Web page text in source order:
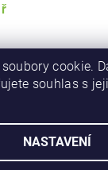
a kostky, všechna
cookie.
souhlas s
NASTAVENÍ